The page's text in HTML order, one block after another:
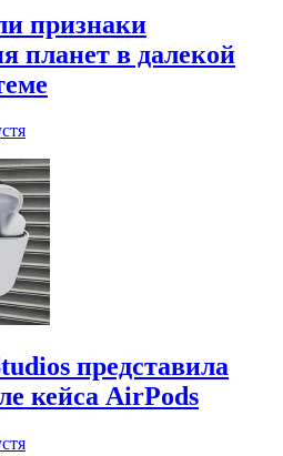
признаки
планет в далекой
представила
кейса AirPods